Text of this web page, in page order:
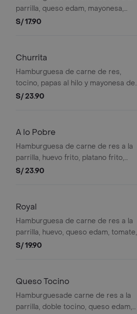
parrilla, queso edam, mayonesa,
tomate y lechuga. Foto referencial.
S/ 17.90
Churrita
Hamburguesa de carne de res,
tocino, papas al hilo y mayonesa de
chimichurri. Foto referencial.
S/ 23.90
A lo Pobre
Hamburguesa de carne de res a la
parrilla, huevo frito, platano frito,
cebolla blanca, tomate y mayonesa.
S/ 23.90
Royal
Hamburguesa de carne de res a la
parrilla, huevo, queso edam, tomate,
lechuga y mayonesa. Foo referencial.
S/ 19.90
Queso Tocino
Hamburguesade carne de res a la
parrilla, doble tocino, queso edam,